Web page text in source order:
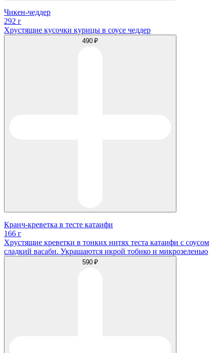
Чикен-чеддер
292 г
Хрустящие кусочки курицы в соусе чеддер
490 ₽
Кранч-креветка в тесте катаифи
166 г
Хрустящие креветки в тонких нитях теста катаифи с соусом
сладкий васаби. Украшаются икрой тобико и микрозеленью
590 ₽